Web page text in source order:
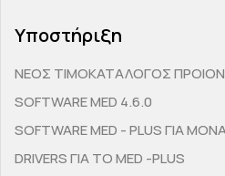
Υποστήριξη
ΝΕΟΣ ΤΙΜΟΚΑΤΑΛΟΓΟΣ
SOFTWARE MED 4.6.0
SOFTWARE MED - PLUS ΓΙΑ
DRIVERS ΓΙΑ ΤΟ MED -PLUS